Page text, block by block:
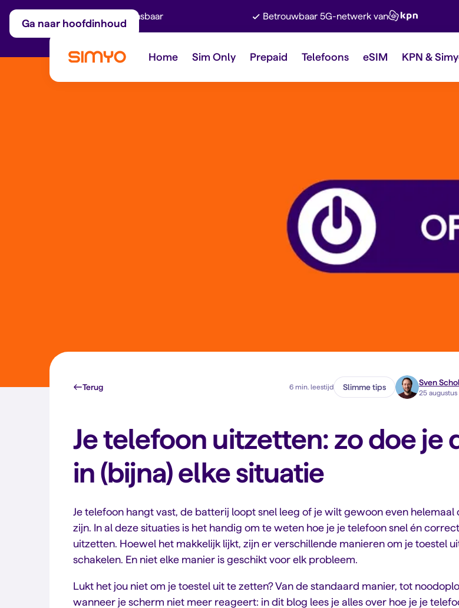
Ga naar hoofdinhoud
Maandelijks aanpasbaar Betrouwbaar 5G-netwerk van
Home Sim Only Prepaid Telefoons eSIM KPN &
Terug 6 min. leestijd Slimme tips Sven
25
Je telefoon uitzetten: zo doe je
in (bijna) elke situatie
Je telefoon hangt vast, de batterij loopt snel leeg of je wilt gewoon even helemaal
zijn. In al deze situaties is het handig om te weten hoe je je telefoon snel én
uitzetten. Hoewel het makkelijk lijkt, zijn er verschillende manieren om je toestel
schakelen. En niet elke manier is geschikt voor elk probleem.
Lukt het jou niet om je toestel uit te zetten? Van de standaard manier, tot
wanneer je scherm niet meer reageert: in dit blog lees je alles over hoe je je